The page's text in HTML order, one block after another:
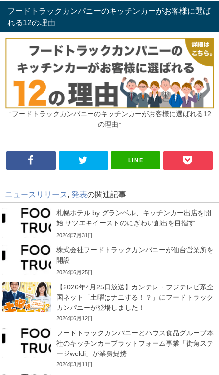
フードトラックカンパニーのキッチンカーがお客様に選ば
れる12の理由
↑フードトラックカンパニーのキッチンカーがお客様に選ばれる12
の理由↑
LINE
ニュースリリース 発表の関連記事
札幌ホテル by グランベル、キッチンカー出店を開
始 サツエキイーストのにぎわい創出を目指す
2026年7月31日
株式会社フードトラックカンパニーが仙台営業所を
開設
2026年6月25日
【2026年4月25日放送】カンテレ・フジテレビ系全
国ネット「土曜はナニする！？」にフードトラック
カンパニーが登場しました！
2026年6月12日
フードトラックカンパニーとハウス食品グループ本
社のキッチンカープラットフォーム事業「街角ステ
ージweldi」が業務提携
2026年3月11日